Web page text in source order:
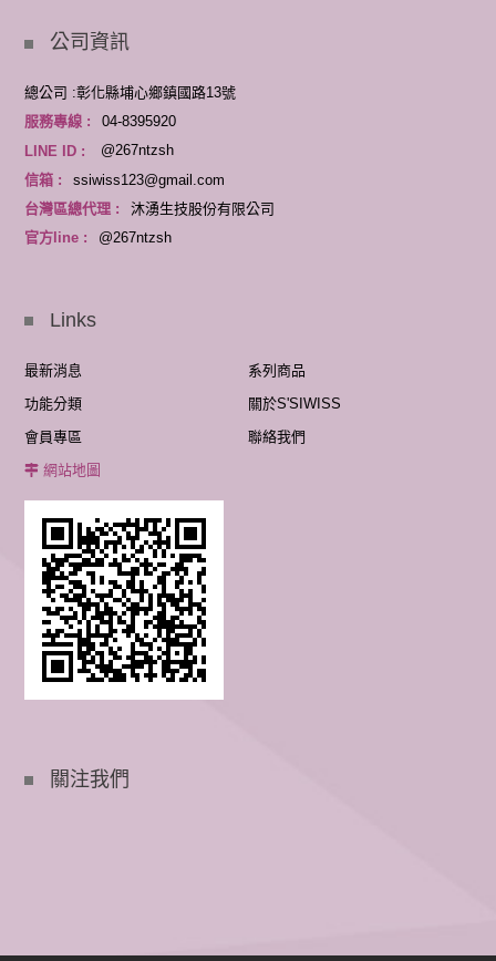
公司資訊
總公司 :彰化縣埔心鄉鎮國路13號
服務專線 :
04-8395920
LINE ID :
@267ntzsh
信箱 :
ssiwiss123@gmail.com
台灣區總代理 :
沐湧生技股份有限公司
官方line :
@267ntzsh
Links
最新消息
系列商品
功能分類
關於S'SIWISS
會員專區
聯絡我們
網站地圖
關注我們